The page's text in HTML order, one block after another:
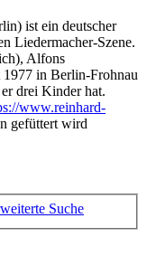
ist ein deutscher
Liedermacher-Szene.
Alfons
in Berlin-Frohnau
drei Kinder hat.
www.reinhard-
gefüttert wird
Suche